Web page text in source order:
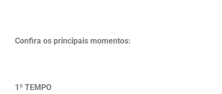
Confira os principais momentos:
1º TEMPO